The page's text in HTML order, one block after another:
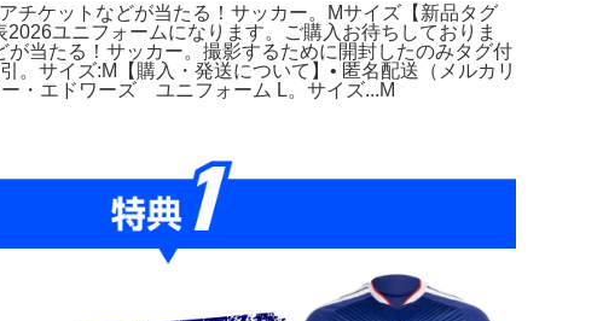
チケットなどが当たる！サッカー。Mサイズ【新品タグ
ユニフォームになります。ご購入お待ちしておりま
当たる！サッカー。撮影するために開封したのみタグ付
サイズ:M【購入・発送について】• 匿名配送（メルカリ
・エドワーズ ユニフォーム L。サイズ...M